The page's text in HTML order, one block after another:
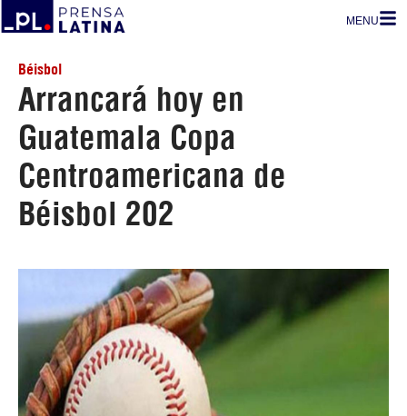
MENU
Béisbol
Arrancará hoy en
Guatemala Copa
Centroamericana de
Béisbol 202